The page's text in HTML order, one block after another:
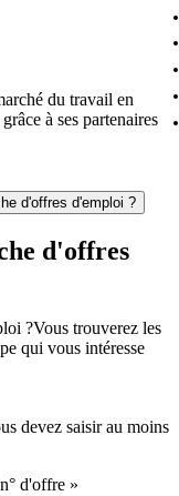
du travail en
à ses partenaires
d'offres d'emploi ?
d'offres
?Vous trouverez les
qui vous intéresse
devez saisir au moins
d'offre »